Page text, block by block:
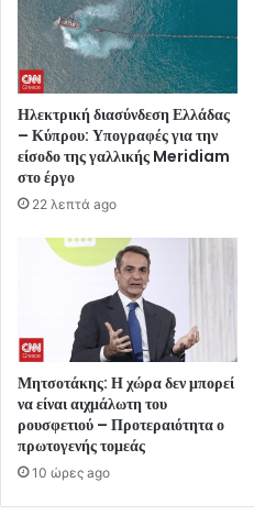
Ηλεκτρική διασύνδεση Ελλάδας
– Κύπρου: Υπογραφές για την
είσοδο της γαλλικής Meridiam
στο έργο
22 λεπτά ago
Μητσοτάκης: Η χώρα δεν μπορεί
να είναι αιχμάλωτη του
ρουσφετιού – Προτεραιότητα ο
πρωτογενής τομεάς
10 ώρες ago